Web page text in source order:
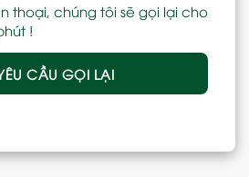
thoại, chúng tôi sẽ gọi lại cho
!
CẦU GỌI LẠI